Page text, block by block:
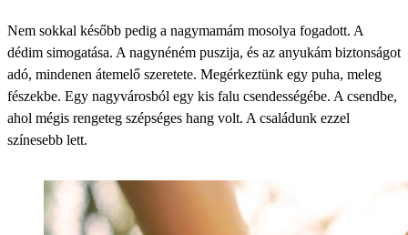
Nem sokkal később pedig a nagymamám mosolya fogadott. A
dédim simogatása. A nagynéném puszija, és az anyukám biztonságot
adó, mindenen átemelő szeretete. Megérkeztünk egy puha, meleg
fészekbe. Egy nagyvárosból egy kis falu csendességébe. A csendbe,
ahol mégis rengeteg szépséges hang volt. A családunk ezzel
színesebb lett.